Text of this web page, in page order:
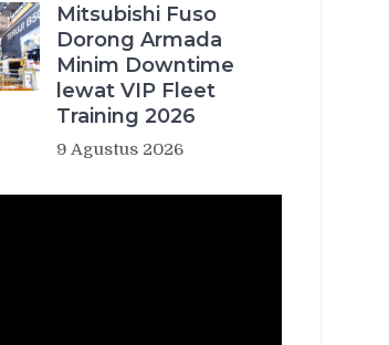
Mitsubishi Fuso
Dorong Armada
Minim Downtime
lewat VIP Fleet
Training 2026
9 Agustus 2026